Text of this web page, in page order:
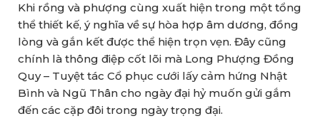
Khi rồng và phượng cùng xuất hiện trong một tổng
thể thiết kế, ý nghĩa về sự hòa hợp âm dương, đồng
lòng và gắn kết được thể hiện trọn vẹn. Đây cũng
chính là thông điệp cốt lõi mà Long Phượng Đồng
Quy – Tuyệt tác Cổ phục cưới lấy cảm hứng Nhật
Bình và Ngũ Thân cho ngày đại hỷ muốn gửi gắm
đến các cặp đôi trong ngày trọng đại.